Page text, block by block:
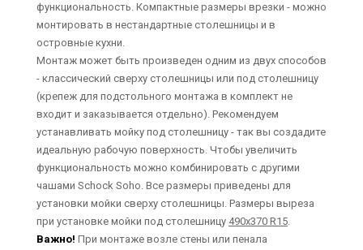
функциональность. Компактные размеры врезки - можно
монтировать в нестандартные столешницы и в
островные кухни.
Монтаж может быть произведен одним из двух способов
- классический сверху столешницы или под столешницу
(крепеж для подстольного монтажа в комплект не
входит и заказывается отдельно). Рекомендуем
устанавливать мойку под столешницу - так вы создадите
идеальную рабочую поверхность. Чтобы увеличить
функциональность можно комбинировать с другими
чашами Schock Soho. Все размеры приведены для
установки мойки сверху столешницы. Размеры выреза
при установке мойки под столешницу 490х370 R15.
Важно! При монтаже возле стены или пенала